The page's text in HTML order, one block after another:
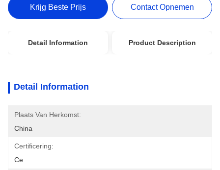
Krijg Beste Prijs Contact Opnemen
Detail Information Product Description
Detail Information
Plaats Van Herkomst:
China
Certificering:
Ce